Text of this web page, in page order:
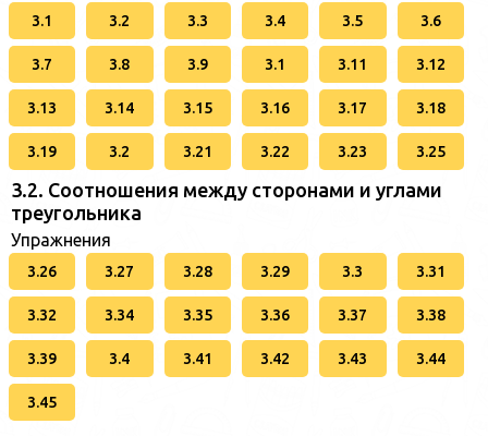
3.1 3.2 3.3 3.4 3.5 3.6
3.7 3.8 3.9 3.1 3.11 3.12
3.13 3.14 3.15 3.16 3.17 3.18
3.19 3.2 3.21 3.22 3.23 3.25
3.2. Соотношения между сторонами и углами
треугольника
Упражнения
3.26 3.27 3.28 3.29 3.3 3.31
3.32 3.34 3.35 3.36 3.37 3.38
3.39 3.4 3.41 3.42 3.43 3.44
3.45